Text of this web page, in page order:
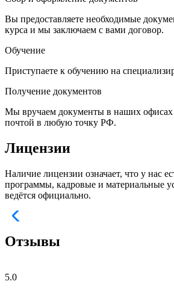
Вы предоставляете необходимые
курса и мы заключаем с вами договор.
Обучение
Приступаете к обучению на
Получение документов
Мы вручаем документы в наших офисах
почтой в любую точку РФ.
Лицензии
Наличие лицензии означает, что у нас
программы, кадровые и материальные
ведётся официально.
Отзывы
5.0